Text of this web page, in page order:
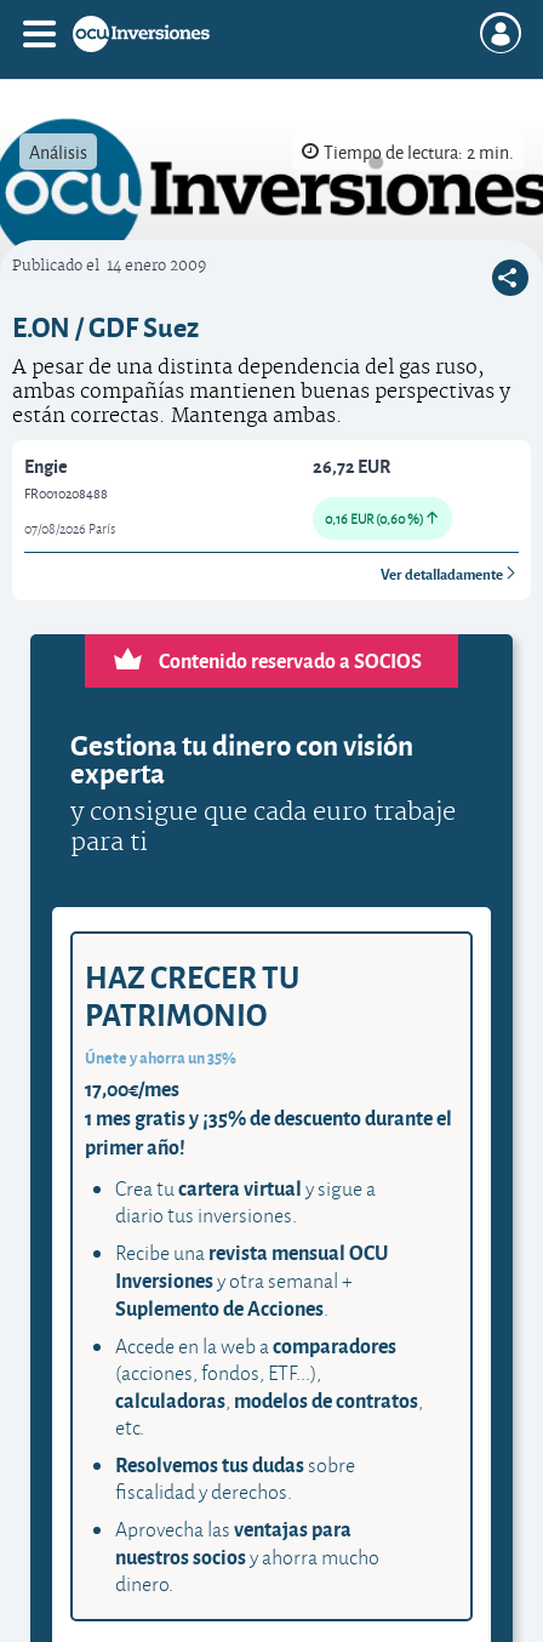
Análisis Tiempo de lectura: 2 min.
Publicado el 14 enero 2009
E.ON / GDF Suez
A pesar de una distinta dependencia del gas ruso,
ambas compañías mantienen buenas perspectivas y
están correctas. Mantenga ambas.
Engie
FR0010208488
07/08/2026 París
26,72 EUR
0,16 EUR (0,60 %)
Ver detalladamente
Contenido reservado a SOCIOS
Gestiona tu dinero con visión
experta
y consigue que cada euro trabaje
para ti
HAZ CRECER TU
PATRIMONIO
Únete y ahorra un 35%
17,00€/mes
1 mes gratis y ¡35% de descuento durante el
primer año!
Crea tucartera virtualy sigue a
diario tus inversiones.
Recibe unarevista mensual OCU
Inversionesy otra semanal +
Suplemento de Acciones.
Accede en la web acomparadores
(acciones, fondos, ETF...),
calculadoras, modelos de contratos,
etc.
Resolvemos tus dudassobre
fiscalidad y derechos.
Aprovecha lasventajas para
nuestros sociosy ahorra mucho
dinero.